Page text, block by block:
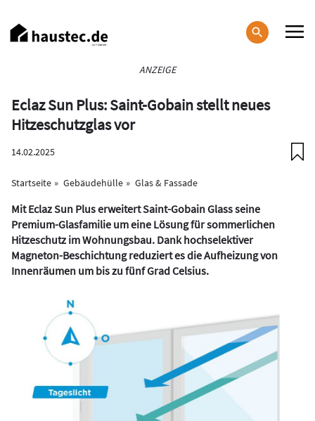
zum
Inhalt
ANZEIGE
Eclaz Sun Plus: Saint-Gobain stellt neues
Hitzeschutzglas vor
14.02.2025
Startseite Gebäudehülle Glas & Fassade
Mit Eclaz Sun Plus erweitert Saint-Gobain Glass seine
Premium-Glasfamilie um eine Lösung für sommerlichen
Hitzeschutz im Wohnungsbau. Dank hochselektiver
Magneton-Beschichtung reduziert es die Aufheizung von
Innenräumen um bis zu fünf Grad Celsius.